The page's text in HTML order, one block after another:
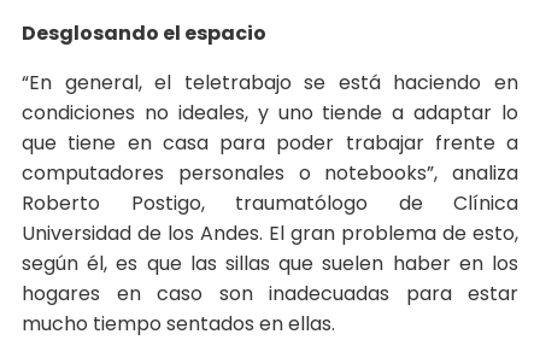
Desglosando el espacio
“En general, el teletrabajo se está haciendo en
condiciones no ideales, y uno tiende a adaptar lo
que tiene en casa para poder trabajar frente a
computadores personales o notebooks”, analiza
Roberto Postigo, traumatólogo de Clínica
Universidad de los Andes. El gran problema de esto,
según él, es que las sillas que suelen haber en los
hogares en caso son inadecuadas para estar
mucho tiempo sentados en ellas.